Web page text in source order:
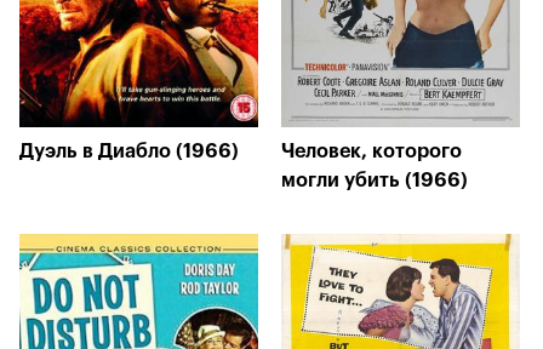
Дуэль в Диабло (1966)
Человек, которого
могли убить (1966)